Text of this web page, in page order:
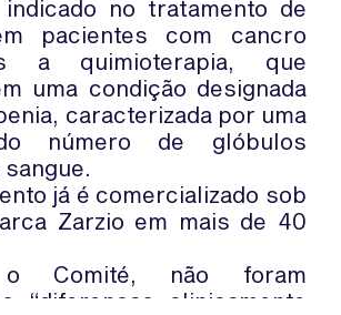
no tratamento de
pacientes com cancro
a quimioterapia, que
uma condição designada
caracterizada por uma
número de glóbulos
já é comercializado sob
Zarzio em mais de 40
o Comité, não foram
“diferenças clinicamente